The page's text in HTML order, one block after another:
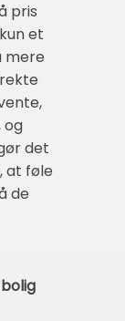
pris
et
mere
og
det
at føle
de